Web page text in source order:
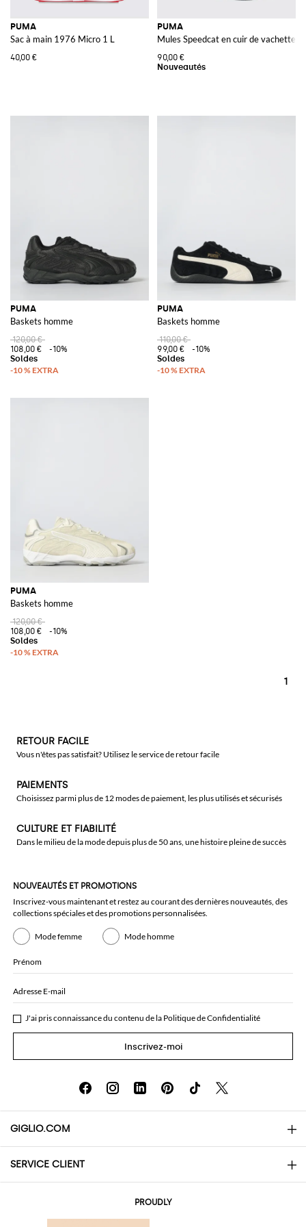
PUMA
Sac à main 1976 Micro 1 L
40,00 €
PUMA
Mules Speedcat en cuir de vachette
90,00 €
PUMA
Baskets homme
120,00 €
108,00 €
-10%
PUMA
Baskets homme
110,00 €
99,00 €
-10%
PUMA
Baskets homme
120,00 €
108,00 €
-10%
1
RETOUR FACILE
Vous n'êtes pas satisfait? Utilisez le service de retour facile
PAIEMENTS
Choisissez parmi plus de 12 modes de paiement, les plus utilisés et sécurisés
CULTURE ET FIABILITÉ
Dans le milieu de la mode depuis plus de 50 ans, une histoire pleine de succès
NOUVEAUTÉS ET PROMOTIONS
Inscrivez-vous maintenant et restez au courant des dernières nouveautés, des
collections spéciales et des promotions personnalisées.
Mode femme Mode homme
Prénom
Adresse E-mail
J'ai pris connaissance du contenu de la Politique de Confidentialité
Inscrivez-moi
GIGLIO.COM
About
SERVICE CLIENT
PROUDLY